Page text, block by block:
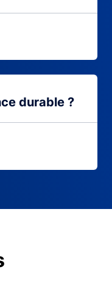
durable ?